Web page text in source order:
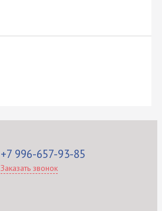
+7 996-657-93-85
Заказать звонок